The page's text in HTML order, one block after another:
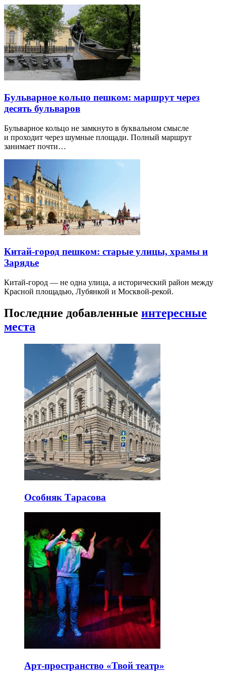
Бульварное кольцо пешком: маршрут через
десять бульваров
Бульварное кольцо не замкнуто в буквальном смысле
и проходит через шумные площади. Полный маршрут
занимает почти…
Китай-город пешком: старые улицы, храмы и
Зарядье
Китай-город — не одна улица, а исторический район между
Красной площадью, Лубянкой и Москвой-рекой.
Последние добавленные интересные
места
Особняк Тарасова
Арт-пространство «Твой театр»